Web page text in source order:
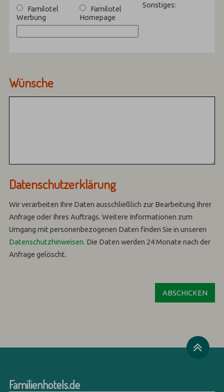
Familotel
Werbung
Familotel
Homepage
Sonstiges:
Wünsche
Datenschutzerklärung
Wir verarbeiten Ihre Daten ausschließlich zur Bearbeitung Ihrer
Anfrage oder Ihres Auftrags.Weitere Informationen zum
Umgang mit personenbezogenen Daten finden Sie in unseren
Datenschutzhinweisen. Die Daten werden 24 Monate nach der
Anfrage gelöscht.
Familienhotels.de